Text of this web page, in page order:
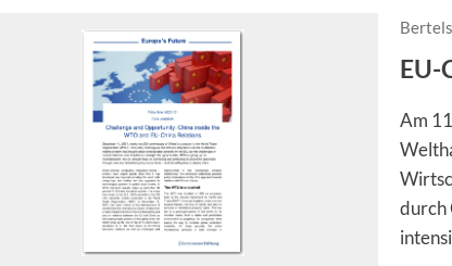
EU-
Am
durch